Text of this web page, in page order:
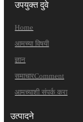
उपयुक्त दुवे
Home
आमच्या विषयी
ज्ञान
समाचारComment
आमच्याशी संपर्क करा
उत्पादने